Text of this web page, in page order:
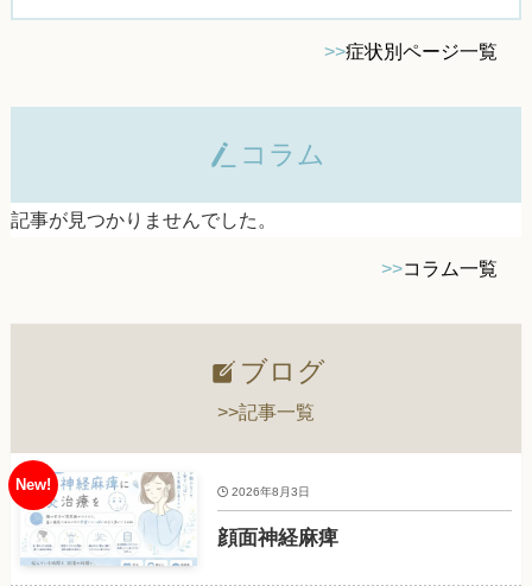
>>症状別ページ一覧
コラム
記事が見つかりませんでした。
>>コラム一覧
ブログ
>>記事一覧
顔面神経麻痺
2026年8月3日